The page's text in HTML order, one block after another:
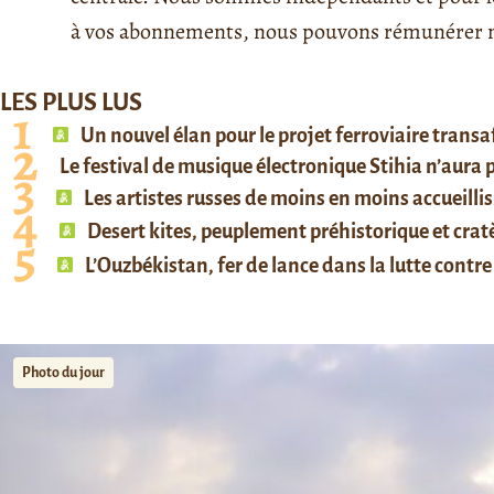
à vos abonnements, nous pouvons rémunérer
LES PLUS LUS
Un nouvel élan pour le projet ferroviaire
Le festival de musique électronique Stihia
Les artistes russes de moins en moins
Desert kites, peuplement préhistorique et
L’Ouzbékistan, fer de lance dans la lutte
Photo du jour